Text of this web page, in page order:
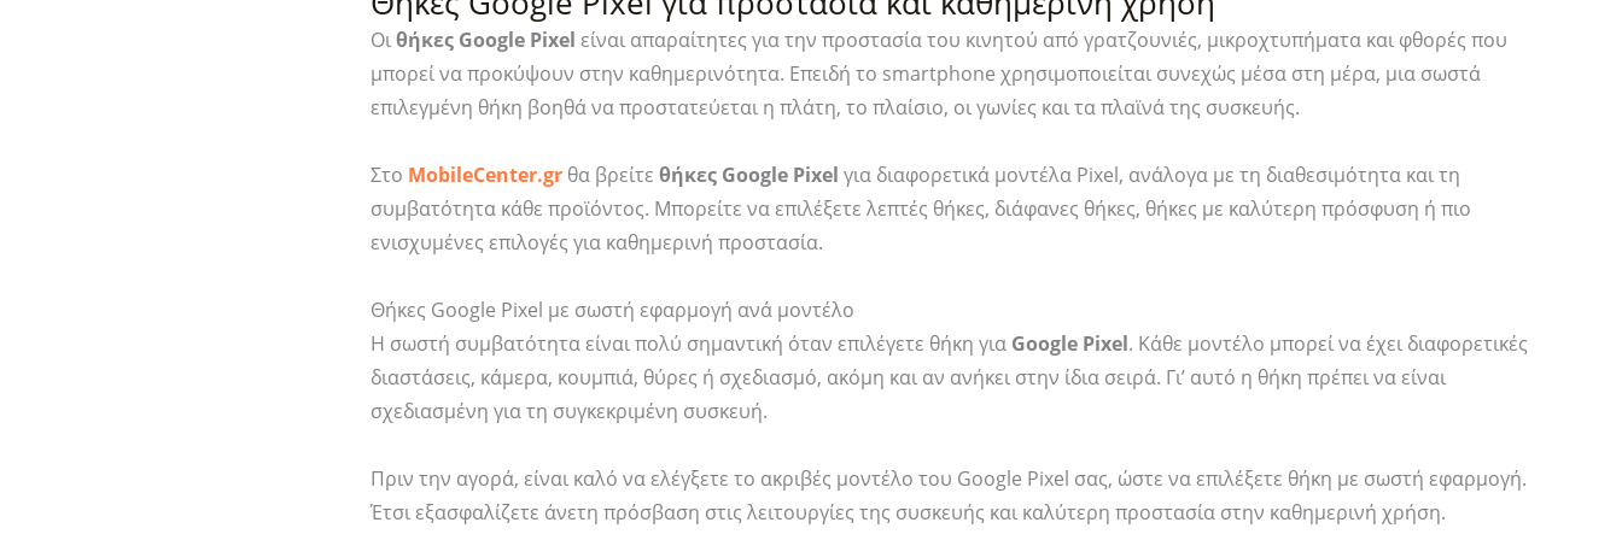
(ACS09711)
ποσότητα
Pro
–
Marble
Gray
ποσότητα
(ACS09695)
ποσότητα
Sesame
(ACS09713)
Οιθήκες Google Pixel είναι απαραίτητες για την προστασία του κινητού από γρατζουνιές, μικροχτυπήματα και φθορές που
μπορεί να προκύψουν στην καθημερινότητα. Επειδή το smartphone χρησιμοποιείται συνεχώς μέσα στη μέρα, μια σωστά
επιλεγμένη θήκη βοηθά να προστατεύεται η πλάτη, το πλαίσιο, οι γωνίες και τα πλαϊνά της συσκευής.
Στο MobileCenter.gr θα βρείτεθήκες Google Pixel για διαφορετικά μοντέλα Pixel, ανάλογα με τη διαθεσιμότητα και τη
συμβατότητα κάθε προϊόντος. Μπορείτε να επιλέξετε λεπτές θήκες, διάφανες θήκες, θήκες με καλύτερη πρόσφυση ή πιο
ενισχυμένες επιλογές για καθημερινή προστασία.
Θήκες Google Pixel με σωστή εφαρμογή ανά μοντέλο
Η σωστή συμβατότητα είναι πολύ σημαντική όταν επιλέγετε θήκη για Google Pixel. Κάθε μοντέλο μπορεί να έχει διαφορετικές
διαστάσεις, κάμερα, κουμπιά, θύρες ή σχεδιασμό, ακόμη και αν ανήκει στην ίδια σειρά. Γι’ αυτό η θήκη πρέπει να είναι
σχεδιασμένη για τη συγκεκριμένη συσκευή.
Πριν την αγορά, είναι καλό να ελέγξετε το ακριβές μοντέλο του Google Pixel σας, ώστε να επιλέξετε θήκη με σωστή εφαρμογή.
Έτσι εξασφαλίζετε άνετη πρόσβαση στις λειτουργίες της συσκευής και καλύτερη προστασία στην καθημερινή χρήση.